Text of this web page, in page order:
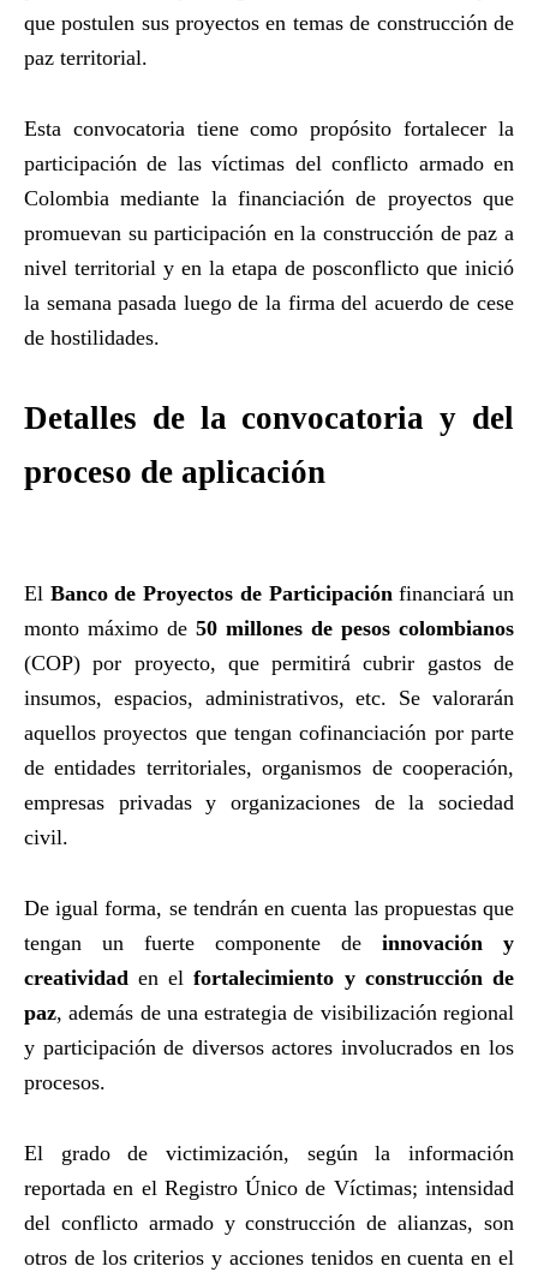
que postulen sus proyectos en temas de construcción de
paz territorial.
Esta convocatoria tiene como propósito fortalecer la
participación de las víctimas del conflicto armado en
Colombia mediante la financiación de proyectos que
promuevan su participación en la construcción de paz a
nivel territorial y en la etapa de posconflicto que inició
la semana pasada luego de la firma del acuerdo de cese
de hostilidades.
Detalles de la convocatoria y del
proceso de aplicación
El Banco de Proyectos de Participación financiará un
monto máximo de 50 millones de pesos colombianos
(COP) por proyecto, que permitirá cubrir gastos de
insumos, espacios, administrativos, etc. Se valorarán
aquellos proyectos que tengan cofinanciación por parte
de entidades territoriales, organismos de cooperación,
empresas privadas y organizaciones de la sociedad
civil.
De igual forma, se tendrán en cuenta las propuestas que
tengan un fuerte componente de innovación y
creatividad en elfortalecimiento y construcción de
paz, además de una estrategia de visibilización regional
y participación de diversos actores involucrados en los
procesos.
El grado de victimización, según la información
reportada en el Registro Único de Víctimas; intensidad
del conflicto armado y construcción de alianzas, son
otros de los criterios y acciones tenidos en cuenta en el